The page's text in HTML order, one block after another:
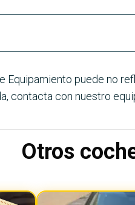
Equipamiento puede no
contacta con nuestro
Otros